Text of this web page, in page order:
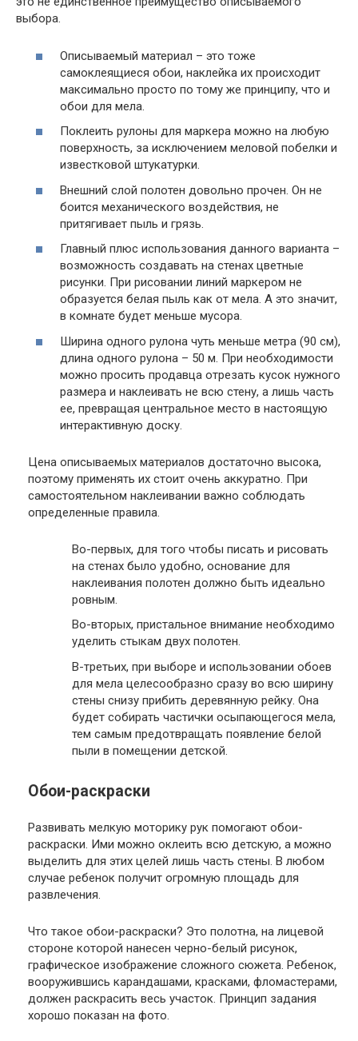
выбора.
Описываемый материал – это тоже
самоклеящиеся обои, наклейка их происходит
максимально просто по тому же принципу, что и
обои для мела.
Поклеить рулоны для маркера можно на любую
поверхность, за исключением меловой побелки и
известковой штукатурки.
Внешний слой полотен довольно прочен. Он не
боится механического воздействия, не
притягивает пыль и грязь.
Главный плюс использования данного варианта –
возможность создавать на стенах цветные
рисунки. При рисовании линий маркером не
образуется белая пыль как от мела. А это значит,
в комнате будет меньше мусора.
Ширина одного рулона чуть меньше метра (90 см),
длина одного рулона – 50 м. При необходимости
можно просить продавца отрезать кусок нужного
размера и наклеивать не всю стену, а лишь часть
ее, превращая центральное место в настоящую
интерактивную доску.
Цена описываемых материалов достаточно высока,
поэтому применять их стоит очень аккуратно. При
самостоятельном наклеивании важно соблюдать
определенные правила.
Во-первых, для того чтобы писать и рисовать
на стенах было удобно, основание для
наклеивания полотен должно быть идеально
ровным.
Во-вторых, пристальное внимание необходимо
уделить стыкам двух полотен.
В-третьих, при выборе и использовании обоев
для мела целесообразно сразу во всю ширину
стены снизу прибить деревянную рейку. Она
будет собирать частички осыпающегося мела,
тем самым предотвращать появление белой
пыли в помещении детской.
Обои-раскраски
Развивать мелкую моторику рук помогают обои-
раскраски. Ими можно оклеить всю детскую, а можно
выделить для этих целей лишь часть стены. В любом
случае ребенок получит огромную площадь для
развлечения.
Что такое обои-раскраски? Это полотна, на лицевой
стороне которой нанесен черно-белый рисунок,
графическое изображение сложного сюжета. Ребенок,
вооружившись карандашами, красками, фломастерами,
должен раскрасить весь участок. Принцип задания
хорошо показан на фото.